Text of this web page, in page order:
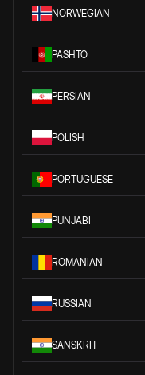
NORWEGIAN
PASHTO
PERSIAN
POLISH
PORTUGUESE
PUNJABI
ROMANIAN
RUSSIAN
SANSKRIT